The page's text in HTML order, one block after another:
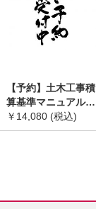
【予約】土木工事積
算基準マニュアル
令和8年度版
※2026年8月下旬発
￥14,080 (税込)